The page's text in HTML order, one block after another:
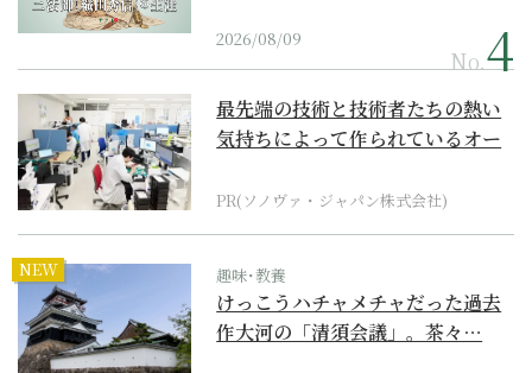
2026/08/09
No.
最先端の技術と技術者たちの熱い
気持ちによって作られているオー
PR(ソノヴァ・ジャパン株式会社)
NEW 趣味･教養
けっこうハチャメチャだった過去
作大河の「清須会議」。茶々…